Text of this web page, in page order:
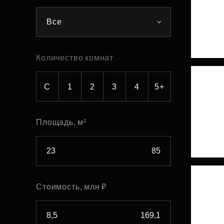
Все
Количество комнат
С 1 2 3 4 5+
Площадь, м²
Стоимость, млн ₽